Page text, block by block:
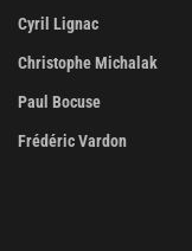
Cyril Lignac
Christophe Michalak
Paul Bocuse
Frédéric Vardon